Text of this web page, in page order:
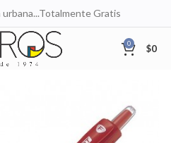
urbana...Totalmente Gratis
0 $0